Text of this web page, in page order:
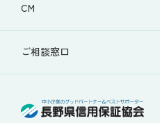
CM
ご相談窓口